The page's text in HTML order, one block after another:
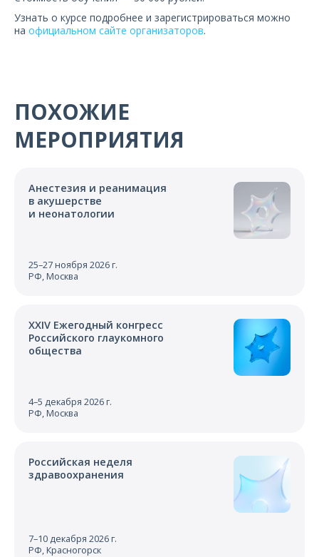
Узнать о курсе подробнее и зарегистрироваться можно
на официальном сайте организаторов.
ПОХОЖИЕ
МЕРОПРИЯТИЯ
Анестезия и реанимация
в акушерстве
и неонатологии
25–27 ноября 2026 г.
РФ, Москва
XXIV Ежегодный конгресс
Российского глаукомного
общества
4–5 декабря 2026 г.
РФ, Москва
Российская неделя
здравоохранения
7–10 декабря 2026 г.
РФ, Красногорск